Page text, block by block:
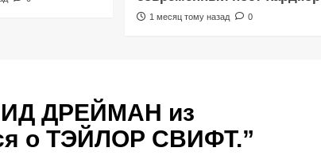
1 месяц тому назад 0
ДРЕЙМАН из
о ТЭЙЛОР СВИФТ.”